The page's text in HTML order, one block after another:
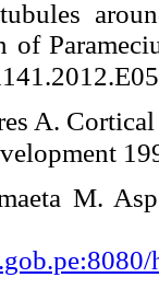
of
A.
M.